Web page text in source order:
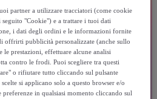
partner a utilizzare tracciatori (come cookie
"Cookie") e a trattare i tuoi dati
i dati degli ordini e le informazioni fornite
offrirti pubblicità personalizzate (anche sullo
le prestazioni, effettuare alcune analisi
contro le frodi. Puoi scegliere tra questi
o rifiutare tutto cliccando sul pulsante
si applicano solo a questo browser e/o
in qualsiasi momento cliccando sul